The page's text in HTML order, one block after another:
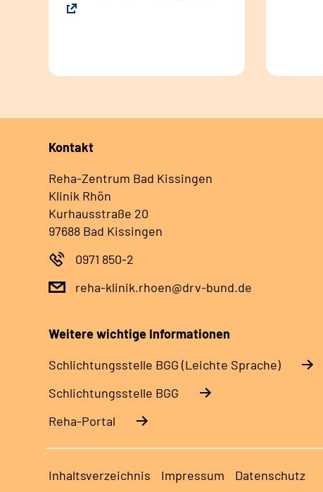
Kontakt
Reha-Zentrum Bad Kissingen
Klinik Rhön
Kurhausstraße 20
97688 Bad Kissingen
0971 850-2
reha-klinik.rhoen@drv-bund.de
Weitere wichtige Informationen
Schlich­tungs­stel­le BGG (Leichte Sprache)
Schlich­tungs­stel­le BGG
Reha-Portal
Inhaltsverzeichnis Impressum Datenschutz